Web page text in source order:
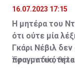
16.07.2023 17:15
Η μητέρα του
ότι ούτε μία
Γκάρι Νέβιλ
Έφυγαν δύο,